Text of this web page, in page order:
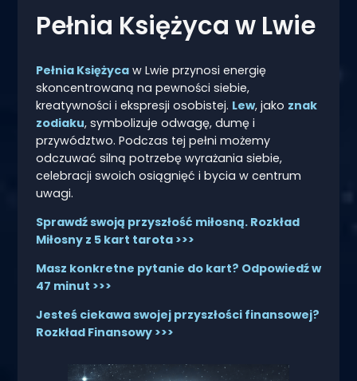
Pełnia Księżyca w Lwie
Pełnia Księżycaw Lwie przynosi energię
skoncentrowaną na pewności siebie,
kreatywności i ekspresji osobistej. Lew, jako znak
zodiaku, symbolizuje odwagę, dumę i
przywództwo. Podczas tej pełni możemy
odczuwać silną potrzebę wyrażania siebie,
celebracji swoich osiągnięć i bycia w centrum
uwagi.
Sprawdź swoją przyszłość miłosną. Rozkład
Miłosny z 5 kart tarota >>>
Masz konkretne pytanie do kart? Odpowiedź w
47 minut >>>
Jesteś ciekawa swojej przyszłości finansowej?
Rozkład Finansowy >>>